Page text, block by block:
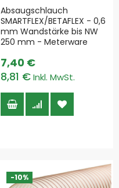
Absaugschlauch
SMARTFLEX/BETAFLEX - 0,6
mm Wandstärke bis NW
250 mm - Meterware
8,81 €
7,40 €
-10%